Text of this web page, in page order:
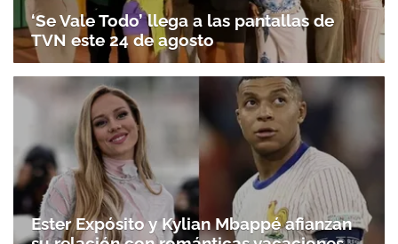
‘Se Vale Todo’ llega a las pantallas de
TVN este 24 de agosto
Ester Expósito y Kylian Mbappé afianzan